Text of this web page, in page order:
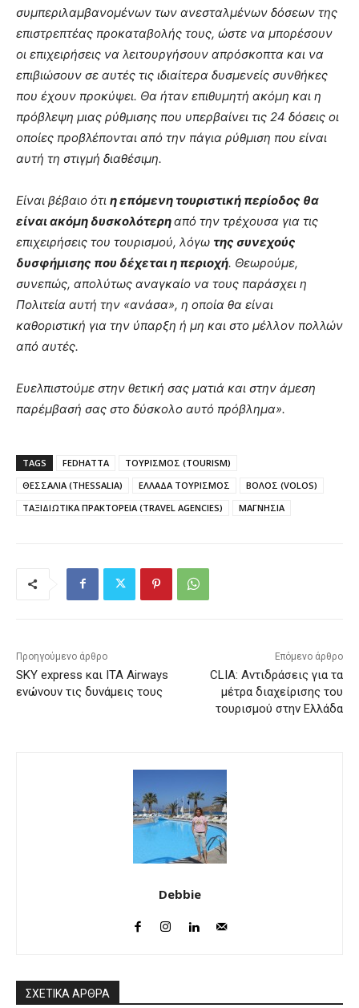
συμπεριλαμβανομένων των ανεσταλμένων δόσεων της
επιστρεπτέας προκαταβολής τους, ώστε να μπορέσουν
οι επιχειρήσεις να λειτουργήσουν απρόσκοπτα και να
επιβιώσουν σε αυτές τις ιδιαίτερα δυσμενείς συνθήκες
που έχουν προκύψει. Θα ήταν επιθυμητή ακόμη και η
πρόβλεψη μιας ρύθμισης που υπερβαίνει τις 24 δόσεις οι
οποίες προβλέπονται από την πάγια ρύθμιση που είναι
αυτή τη στιγμή διαθέσιμη.
Είναι βέβαιο ότι η επόμενη τουριστική περίοδος θα
είναι ακόμη δυσκολότερηαπό την τρέχουσα για τις
επιχειρήσεις του τουρισμού, λόγω της συνεχούς
δυσφήμισης που δέχεται η περιοχή. Θεωρούμε,
συνεπώς, απολύτως αναγκαίο να τους παράσχει η
Πολιτεία αυτή την «ανάσα», η οποία θα είναι
καθοριστική για την ύπαρξη ή μη και στο μέλλον πολλών
από αυτές.
Ευελπιστούμε στην θετική σας ματιά και στην άμεση
παρέμβασή σας στο δύσκολο αυτό πρόβλημα».
TAGS FEDHATTA
ΤΟΥΡΙΣΜΟΣ (TOURISM)
ΘΕΣΣΑΛΙΑ (THESSALIA)
ΕΛΛΑΔΑ ΤΟΥΡΙΣΜΟΣ
ΒΟΛΟΣ (VOLOS)
ΤΑΞΙΔΙΩΤΙΚΑ ΠΡΑΚΤΟΡΕΙΑ (TRAVEL AGENCIES)
ΜΑΓΝΗΣΙΑ
Προηγούμενο άρθρο
SKY express και ITA Airways
ενώνουν τις δυνάμεις τους
Επόμενο άρθρο
CLIA: Αντιδράσεις για τα
μέτρα διαχείρισης του
τουρισμού στην Ελλάδα
Debbie
ΣΧΕΤΙΚΑ ΑΡΘΡΑ